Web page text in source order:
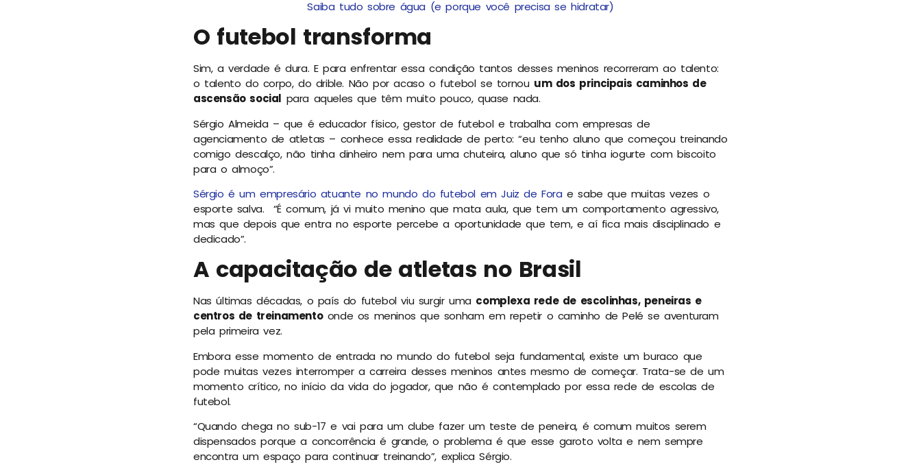
Saiba tudo sobre água (e porque você precisa se hidratar)
O futebol transforma
Sim, a verdade é dura. E para enfrentar essa condição tantos desses meninos recorreram ao talento:
o talento do corpo, do drible. Não por acaso o futebol se tornou um dos principais caminhos de
ascensão social para aqueles que têm muito pouco, quase nada.
Sérgio Almeida – que é educador físico, gestor de futebol e trabalha com empresas de
agenciamento de atletas – conhece essa realidade de perto: “eu tenho aluno que começou treinando
comigo descalço, não tinha dinheiro nem para uma chuteira, aluno que só tinha iogurte com biscoito
para o almoço”.
Sérgio é um empresário atuante no mundo do futebol em Juiz de Fora e sabe que muitas vezes o
esporte salva. “É comum, já vi muito menino que mata aula, que tem um comportamento agressivo,
mas que depois que entra no esporte percebe a oportunidade que tem, e aí fica mais disciplinado e
dedicado”.
A capacitação de atletas no Brasil
Nas últimas décadas, o país do futebol viu surgir uma complexa rede de escolinhas, peneiras e
centros de treinamentoonde os meninos que sonham em repetir o caminho de Pelé se aventuram
pela primeira vez.
Embora esse momento de entrada no mundo do futebol seja fundamental, existe um buraco que
pode muitas vezes interromper a carreira desses meninos antes mesmo de começar. Trata-se de um
momento crítico, no início da vida do jogador, que não é contemplado por essa rede de escolas de
futebol.
“Quando chega no sub-17 e vai para um clube fazer um teste de peneira, é comum muitos serem
dispensados porque a concorrência é grande, o problema é que esse garoto volta e nem sempre
encontra um espaço para continuar treinando”, explica Sérgio.